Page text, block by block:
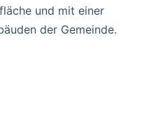
und mit einer
der Gemeinde.